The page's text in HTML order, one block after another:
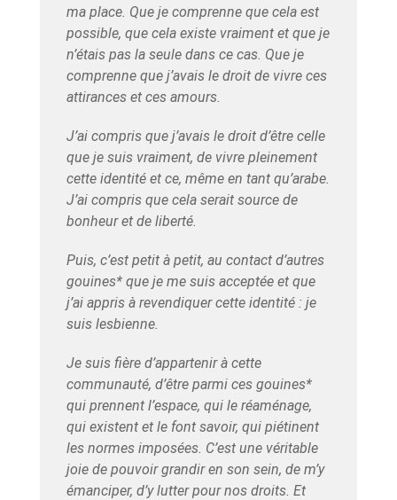
ma place. Que je comprenne que cela est
possible, que cela existe vraiment et que je
n’étais pas la seule dans ce cas. Que je
comprenne que j’avais le droit de vivre ces
attirances et ces amours.
J’ai compris que j’avais le droit d’être celle
que je suis vraiment, de vivre pleinement
cette identité et ce, même en tant qu’arabe.
J’ai compris que cela serait source de
bonheur et de liberté.
Puis, c’est petit à petit, au contact d’autres
gouines* que je me suis acceptée et que
j’ai appris à revendiquer cette identité : je
suis lesbienne.
Je suis fière d’appartenir à cette
communauté, d’être parmi ces gouines*
qui prennent l’espace, qui le réaménage,
qui existent et le font savoir, qui piétinent
les normes imposées. C’est une véritable
joie de pouvoir grandir en son sein, de m’y
émanciper, d’y lutter pour nos droits. Et